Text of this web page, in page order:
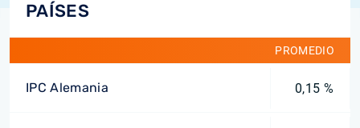
PAÍSES
PROMEDIO
IPC Alemania 0,15 %